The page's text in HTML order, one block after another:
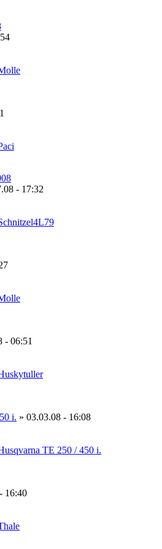
- 17:32
- 06:51
i. » 03.03.08 - 16:08
TE 250 / 450 i.
16:40